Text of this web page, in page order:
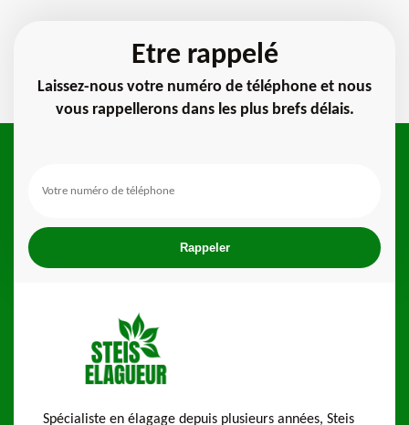
Etre rappelé
Laissez-nous votre numéro de téléphone et nous
vous rappellerons dans les plus brefs délais.
Spécialiste en élagage depuis plusieurs années, Steis